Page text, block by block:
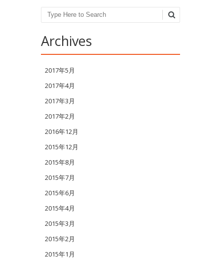
Search
Archives
2017年5月
2017年4月
2017年3月
2017年2月
2016年12月
2015年12月
2015年8月
2015年7月
2015年6月
2015年4月
2015年3月
2015年2月
2015年1月